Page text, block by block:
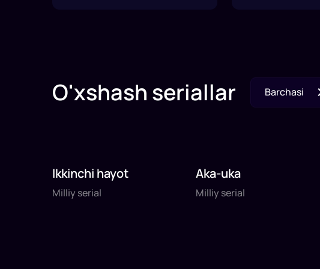
O'xshash seriallar Barchasi
Milliy serial
daq
Ikkinchi hayot
Milliy serial
Milliy serial
daq
Aka-uka
Milliy serial